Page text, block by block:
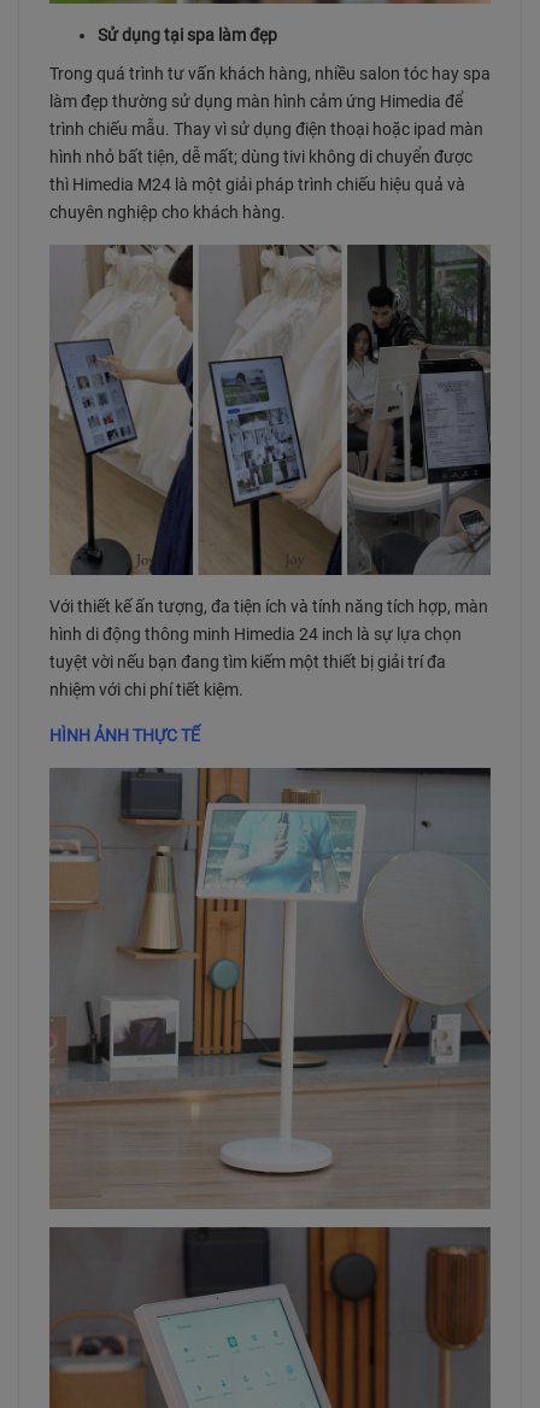
Sử dụng tại spa làm đẹp
Trong quá trình tư vấn khách hàng, nhiều salon tóc hay spa
làm đẹp thường sử dụng màn hình cảm ứng Himedia để
trình chiếu mẫu. Thay vì sử dụng điện thoại hoặc ipad màn
hình nhỏ bất tiện, dễ mất; dùng tivi không di chuyển được
thì Himedia M24 là một giải pháp trình chiếu hiệu quả và
chuyên nghiệp cho khách hàng.
Với thiết kế ấn tượng, đa tiện ích và tính năng tích hợp, màn
hình di động thông minh Himedia 24 inch là sự lựa chọn
tuyệt vời nếu bạn đang tìm kiếm một thiết bị giải trí đa
nhiệm với chi phí tiết kiệm.
HÌNH ẢNH THỰC TẾ